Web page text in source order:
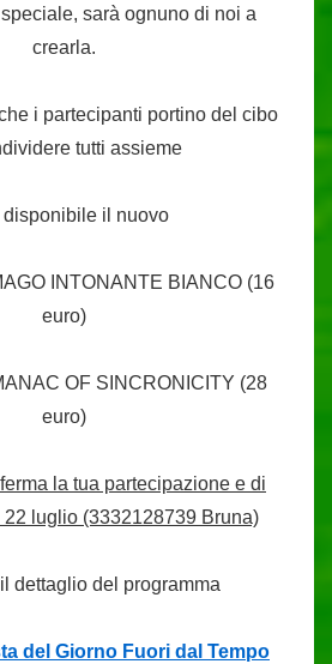
sarà ognuno di noi a
crearla.
i partecipanti portino del cibo
tutti assieme
disponibile il nuovo
INTONANTE BIANCO (16
euro)
OF SINCRONICITY (28
euro)
la tua partecipazione e di
luglio (3332128739 Bruna)
dettaglio del programma
del Giorno Fuori dal Tempo